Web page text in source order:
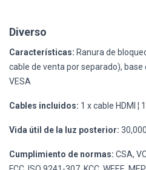
Diverso
Características: Ranura de
cable de venta por separado),
VESA
Cables incluidos: 1 x cable HDMI ¦
Vida útil de la luz posterior:
Cumplimiento de normas: CSA,